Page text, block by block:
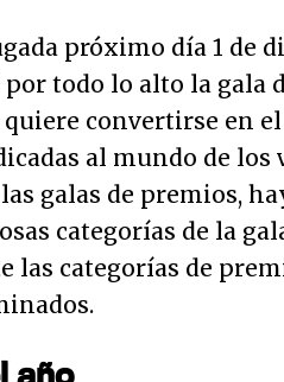
próximo día 1 de
por todo lo alto la gala
quiere convertirse en
al mundo de los
galas de premios,
categorías de la
las categorías de
año